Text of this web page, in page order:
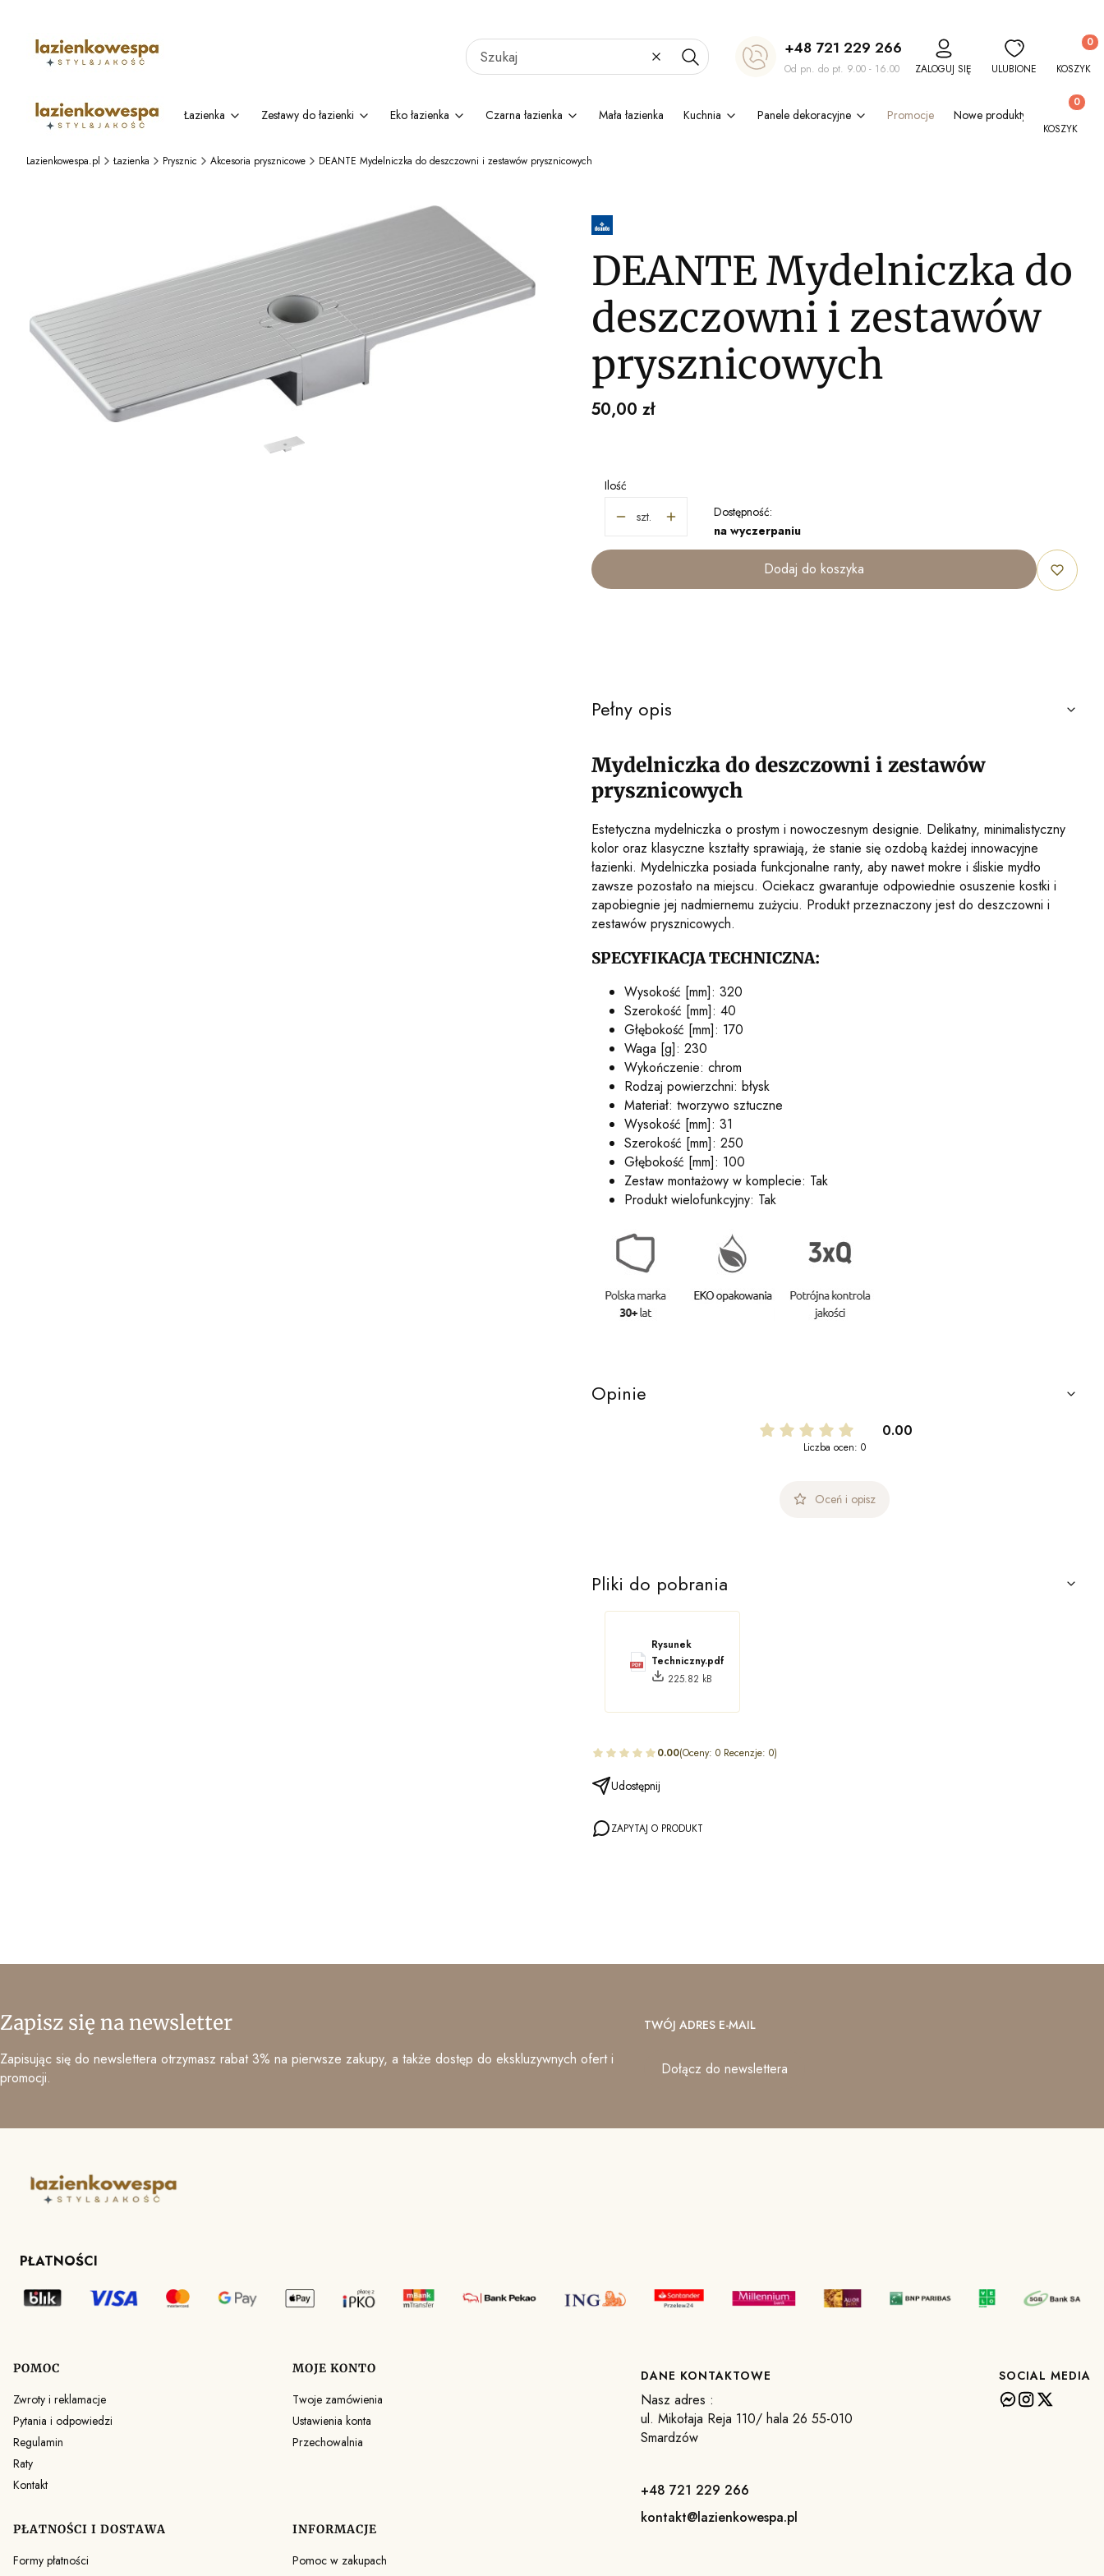
WyczyśćSzukaj
+48 721 229 266
Od pn. do pt. 9.00 - 16.00 ZALOGUJ SIĘ ULUBIONE KOSZYK
Łazienka Zestawy do łazienki Eko łazienka Czarna łazienka Mała łazienka Kuchnia Panele dekoracyjne Promocje Nowe produkty
Produkty
KOSZYK
Lazienkowespa.pl Łazienka Prysznic Akcesoria prysznicowe DEANTE Mydelniczka do deszczowni i zestawów prysznicowych
DEANTE Mydelniczka do
deszczowni i zestawów
prysznicowych
Cena
50,00 zł
Ilość
szt.
Dostępność:
na wyczerpaniu
Dodaj do koszyka
Pełny opis
Mydelniczka do deszczowni i zestawów
prysznicowych
Estetyczna mydelniczka o prostym i nowoczesnym designie. Delikatny, minimalistyczny
kolor oraz klasyczne kształty sprawiają, że stanie się ozdobą każdej innowacyjne
łazienki. Mydelniczka posiada funkcjonalne ranty, aby nawet mokre i śliskie mydło
zawsze pozostało na miejscu. Ociekacz gwarantuje odpowiednie osuszenie kostki i
zapobiegnie jej nadmiernemu zużyciu. Produkt przeznaczony jest do deszczowni i
zestawów prysznicowych.
SPECYFIKACJA TECHNICZNA:
Wysokość [mm]: 320
Szerokość [mm]: 40
Głębokość [mm]: 170
Waga [g]: 230
Wykończenie: chrom
Rodzaj powierzchni: błysk
Materiał: tworzywo sztuczne
Wysokość [mm]: 31
Szerokość [mm]: 250
Głębokość [mm]: 100
Zestaw montażowy w komplecie: Tak
Produkt wielofunkcyjny: Tak
Opinie
0.00
Liczba ocen: 0
Oceń i opisz
Pliki do pobrania
Rysunek
Techniczny.pdf
225.82 kB
0.00(Oceny: 0 Recenzje: 0)
Udostępnij
ZAPYTAJ O PRODUKT
Zapisz się na newsletter
Zapisując się do newslettera otrzymasz rabat 3% na pierwsze zakupy, a także dostęp do ekskluzywnych ofert i
promocji.
TWÓJ ADRES E-MAIL
Dołącz do newslettera
PŁATNOŚCI
Linki w stopce
POMOC
Zwroty i reklamacje
Pytania i odpowiedzi
Regulamin
Raty
Kontakt
MOJE KONTO
Twoje zamówienia
Ustawienia konta
Przechowalnia
PŁATNOŚCI I DOSTAWA
Formy płatności
INFORMACJE
Pomoc w zakupach
DANE KONTAKTOWE
Nasz adres :
ul. Mikołaja Reja 110/ hala 26 55-010
Smardzów
+48 721 229 266
kontakt@lazienkowespa.pl
SOCIAL MEDIA